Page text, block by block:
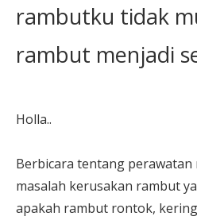
rambutku tidak
rambut menjadi
Holla..
Berbicara tentang perawatan
masalah kerusakan rambut
apakah rambut rontok,